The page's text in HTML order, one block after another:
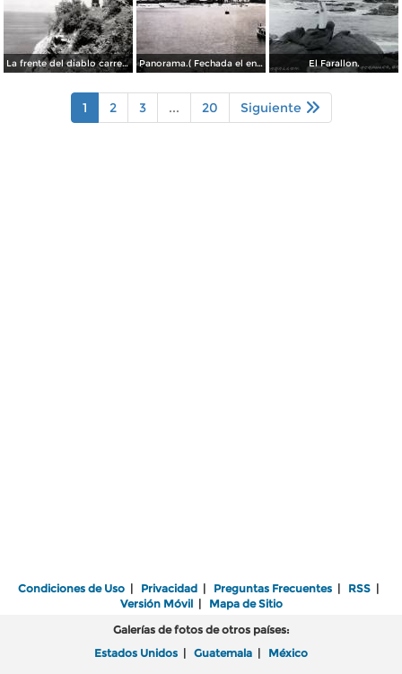
La frente del diablo carretera Acapulo a Pie de La Cuesta ( Fechada el en 1931 ). Panorama.( Fechada el en 1931 ). El Farallon.
1 2 3 ... 20 Siguiente
Condiciones de Uso | Privacidad | Preguntas Frecuentes | RSS |
Versión Móvil| Mapa de Sitio
Galerías de fotos de otros países:
Estados Unidos | Guatemala | México